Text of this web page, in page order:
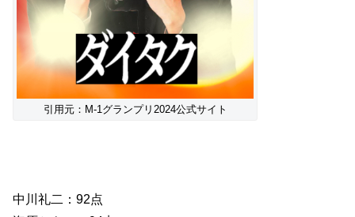
引用元：M-1グランプリ2024公式サイト
中川礼二：92点